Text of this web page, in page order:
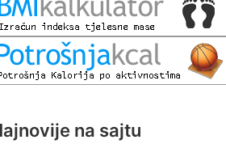
na sajtu